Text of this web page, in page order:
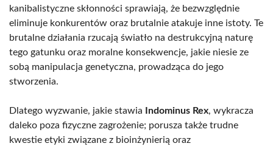
kanibalistyczne skłonności sprawiają, że bezwzględnie
eliminuje konkurentów oraz brutalnie atakuje inne istoty. Te
brutalne działania rzucają światło na destrukcyjną naturę
tego gatunku oraz moralne konsekwencje, jakie niesie ze
sobą manipulacja genetyczna, prowadząca do jego
stworzenia.
Dlatego wyzwanie, jakie stawia Indominus Rex, wykracza
daleko poza fizyczne zagrożenie; porusza także trudne
kwestie etyki związane z bioinżynierią oraz